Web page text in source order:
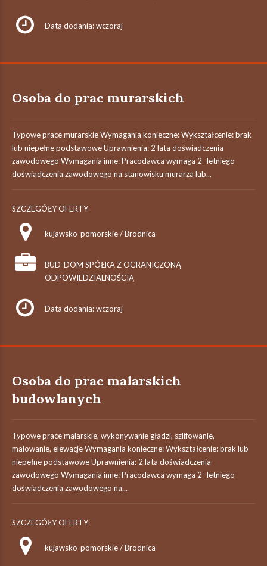
Data dodania: wczoraj
Osoba do prac murarskich
Typowe prace murarskie Wymagania konieczne: Wykształcenie: brak
lub niepełne podstawowe Uprawnienia: 2 lata doświadczenia
zawodowego Wymagania inne: Pracodawca wymaga 2- letniego
doświadczenia zawodowego na stanowisku murarza lub...
SZCZEGÓŁY OFERTY
kujawsko-pomorskie / Brodnica
BUD-DOM SPÓŁKA Z OGRANICZONĄ
ODPOWIEDZIALNOŚCIĄ
Data dodania: wczoraj
Osoba do prac malarskich
budowlanych
Typowe prace malarskie, wykonywanie gładzi, szlifowanie,
malowanie, elewacje Wymagania konieczne: Wykształcenie: brak lub
niepełne podstawowe Uprawnienia: 2 lata doświadczenia
zawodowego Wymagania inne: Pracodawca wymaga 2- letniego
doświadczenia zawodowego na...
SZCZEGÓŁY OFERTY
kujawsko-pomorskie / Brodnica